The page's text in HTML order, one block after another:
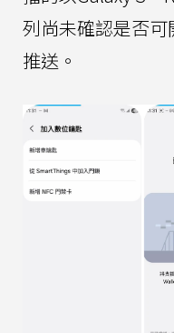
列尚未確認是否
推送。